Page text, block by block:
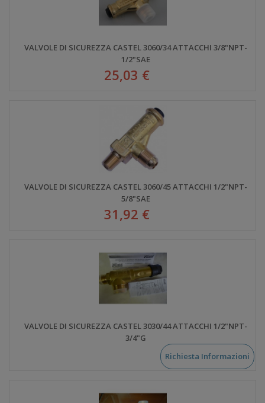
VALVOLE DI SICUREZZA CASTEL 3060/34 ATTACCHI 3/8"NPT-
1/2"SAE
25,03 €
VALVOLE DI SICUREZZA CASTEL 3060/45 ATTACCHI 1/2"NPT-
5/8"SAE
31,92 €
VALVOLE DI SICUREZZA CASTEL 3030/44 ATTACCHI 1/2"NPT-
3/4"G
Richiesta Informazioni